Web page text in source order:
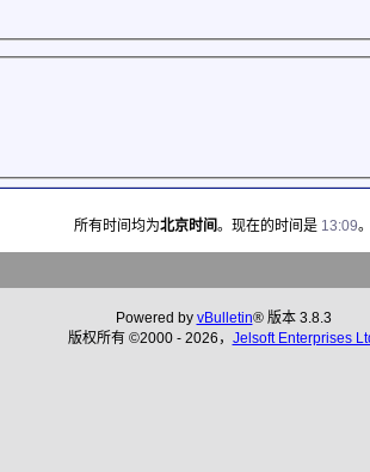
所有时间均为北京时间。现在的时间是 13:09。
Powered by vBulletin® 版本 3.8.3
版权所有 ©2000 - 2026， Jelsoft Enterprises